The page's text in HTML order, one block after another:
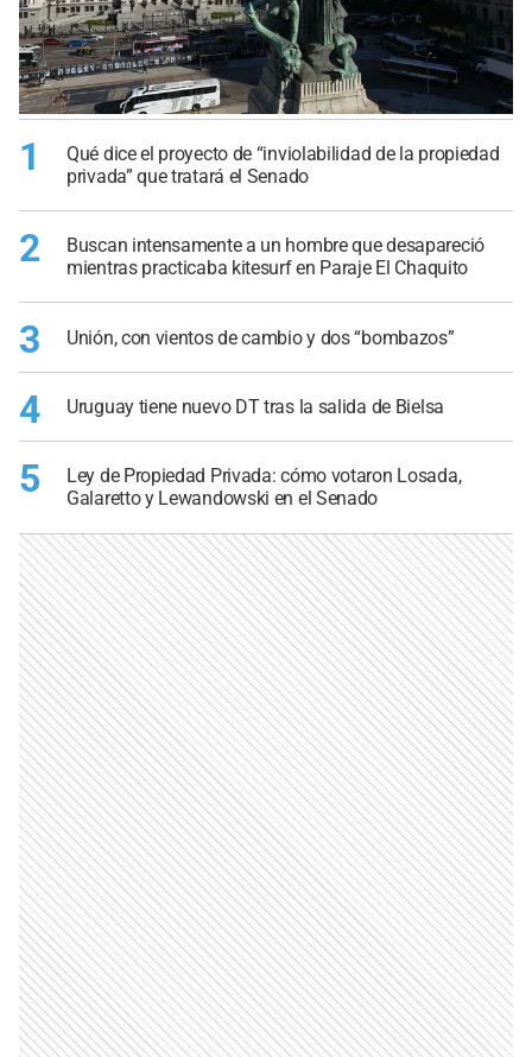
1
Qué dice el proyecto de “inviolabilidad de la propiedad
privada” que tratará el Senado
2
Buscan intensamente a un hombre que desapareció
mientras practicaba kitesurf en Paraje El Chaquito
3 Unión, con vientos de cambio y dos “bombazos”
4 Uruguay tiene nuevo DT tras la salida de Bielsa
5
Ley de Propiedad Privada: cómo votaron Losada,
Galaretto y Lewandowski en el Senado